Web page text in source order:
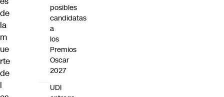
de
la
m
ue
rte
de
l
posibles
candidatas
a
los
Premios
Oscar
2027
UDI